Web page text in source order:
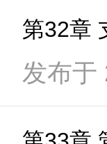
第32章
发布于